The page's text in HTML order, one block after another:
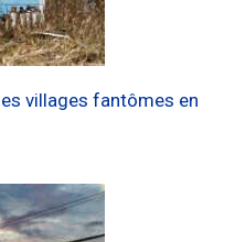
villages fantômes en